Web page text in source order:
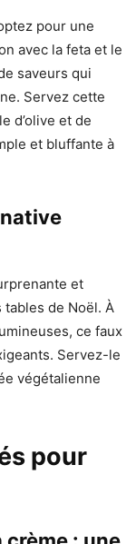
pour une
avec la feta et le
saveurs qui
Servez cette
d’olive et de
et bluffante à
et
de Noël. À
ce faux
Servez-le
végétalienne
pour